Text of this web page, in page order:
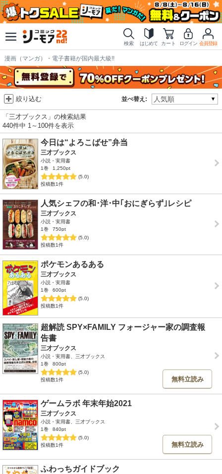
検索 はじめて カート ログイン 会員登録
漫画（マンガ）・電子書籍が国内最大級!!
並べ替え:
絞り込む
「三才ブックス」の検索結果
440件中 1～100件を表示
今日は“よろこばせ”弁当
三才ブックス
小説・実用書
1巻
1,250pt
(5.0)
投稿数1件
人気シェフの和･洋･中｢おにぎらず｣レシピ
三才ブックス
小説・実用書
1巻
750pt
(5.0)
投稿数1件
ポケモンあるある
三才ブックス
小説・実用書
1巻
600pt
(5.0)
投稿数1件
超解読 SPY×FAMILY フォージャー家の調査報
告書
三才ブックス
小説・実用書、三才ブックス
1巻
800pt
(5.0)
投稿数1件
無料立読み
ゲームラボ 年末年始2021
三才ブックス
小説・実用書、三才ブックス
1巻
840pt
(5.0)
投稿数1件
無料立読み
ふわっちガイドブック